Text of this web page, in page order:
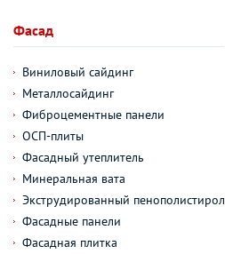
Фасад
Виниловый сайдинг
Металлосайдинг
Фиброцементные панели
ОСП-плиты
Фасадный утеплитель
Минеральная вата
Экструдированный пенополистирол
Фасадные панели
Фасадная плитка